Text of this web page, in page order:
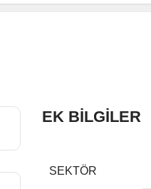
EK BİLGİLER
SEKTÖR